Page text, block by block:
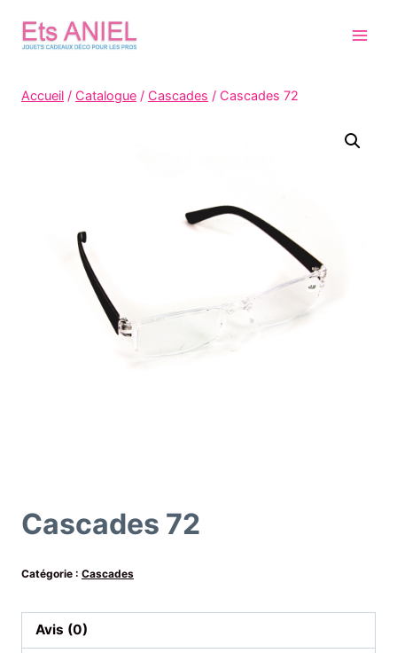
Accueil / Catalogue / Cascades / Cascades 72
Cascades 72
Catégorie : Cascades
Avis (0)